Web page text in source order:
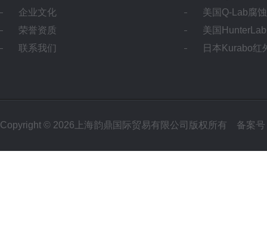
企业文化
荣誉资质
联系我们
美国Q-Lab腐
美国
日本Kurabo红
Copyright © 2026上海韵鼎国际贸易有限公司版权所有 备案